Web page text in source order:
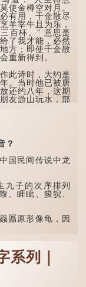
使金樽空对月。
有用，千金散尽
羊宰牛且为乐，
百杯。" 意思是
了我才能，必然
方；即使千金散
重新得到。
诗时，大约是
。当时他已被唐
还约八年，这期
友游山玩水，部
？
国民间传说中龙
子的次序排列
、睚眦、狻猊、
原形像龟，因
系列｜